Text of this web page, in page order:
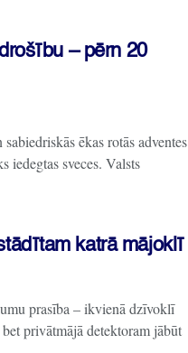
– pērn 20
ēkas rotās adventes
iedegtas sveces. Valsts
katrā mājoklī
prasība – ikvienā dzīvoklī
privātmājā detektoram jābūt